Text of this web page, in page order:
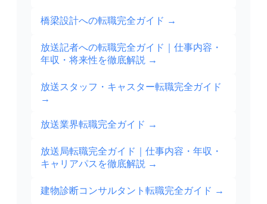
橋梁設計への転職完全ガイド →
放送記者への転職完全ガイド｜仕事内容・
年収・将来性を徹底解説 →
放送スタッフ・キャスター転職完全ガイド
→
放送業界転職完全ガイド →
放送局転職完全ガイド｜仕事内容・年収・
キャリアパスを徹底解説 →
建物診断コンサルタント転職完全ガイド →